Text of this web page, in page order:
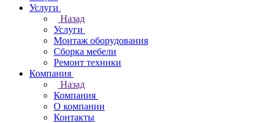
Услуги
Назад
Услуги
Монтаж оборудования
Сборка мебели
Ремонт техники
Компания
Назад
Компания
О компании
Контакты